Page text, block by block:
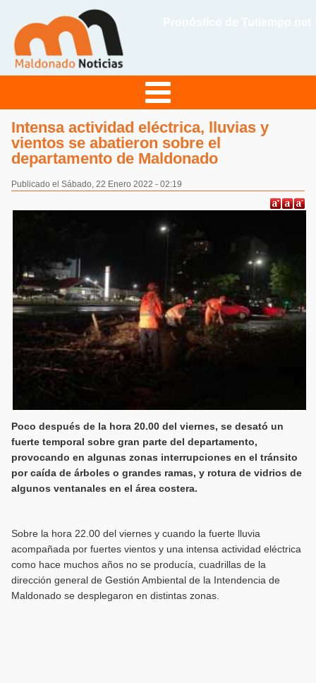
Intensa actividad eléctrica, lluvias y
vientos se abatieron sobre el
departamento de Maldonado
Publicado el Sábado, 22 Enero 2022 - 02:19
Poco después de la hora 20.00 del viernes, se desató un
fuerte temporal sobre gran parte del departamento,
provocando en algunas zonas interrupciones en el tránsito
por caída de árboles o grandes ramas, y rotura de vidrios de
algunos ventanales en el área costera.
Sobre la hora 22.00 del viernes y cuando la fuerte lluvia
acompañada por fuertes vientos y una intensa actividad eléctrica
como hace muchos años no se producía, cuadrillas de la
dirección general de Gestión Ambiental de la Intendencia de
Maldonado se desplegaron en distintas zonas.